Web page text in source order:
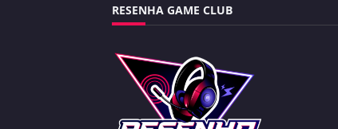
RESENHA GAME CLUB